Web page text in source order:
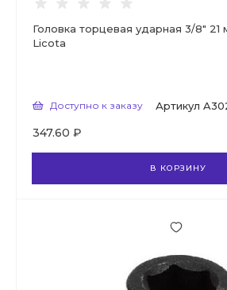
Головка торцевая ударная 3/8" 21
Licota
Доступно к заказу Артикул
347.60 ₽
В КОРЗИНУ